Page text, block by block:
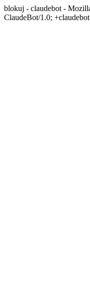
blokuj - claudebot -
ClaudeBot/1.0;